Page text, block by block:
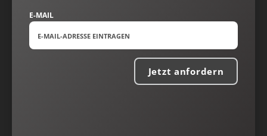
Vertrag widerrufen
E-MAIL
Jetzt anfordern